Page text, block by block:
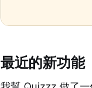
最近的新功能